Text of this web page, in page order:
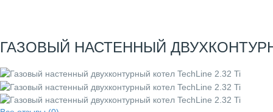
ГАЗОВЫЙ НАСТЕННЫЙ